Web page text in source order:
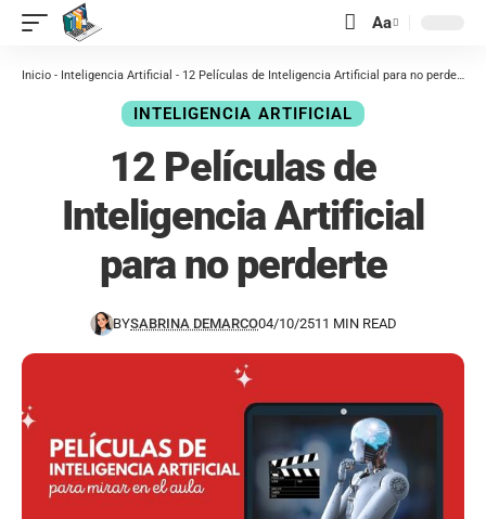
contenido Aa
Inicio - Inteligencia Artificial - 12 Películas de Inteligencia Artificial para no perderte
INTELIGENCIA ARTIFICIAL
12 Películas de
Inteligencia Artificial
para no perderte
BYSABRINA DEMARCO04/10/2511 MIN READ